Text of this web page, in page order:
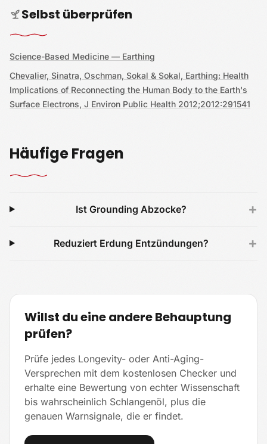
Selbst überprüfen
Science-Based Medicine — Earthing
Chevalier, Sinatra, Oschman, Sokal & Sokal, Earthing: Health
Implications of Reconnecting the Human Body to the Earth's
Surface Electrons, J Environ Public Health 2012;2012:291541
Häufige Fragen
Ist Grounding Abzocke? +
Reduziert Erdung Entzündungen? +
Willst du eine andere Behauptung
prüfen?
Prüfe jedes Longevity- oder Anti-Aging-
Versprechen mit dem kostenlosen Checker und
erhalte eine Bewertung von echter Wissenschaft
bis wahrscheinlich Schlangenöl, plus die
genauen Warnsignale, die er findet.